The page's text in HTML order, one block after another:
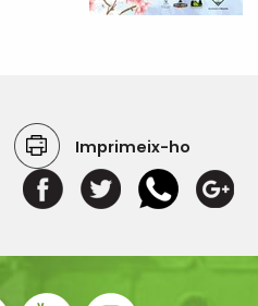
Imprimeix-ho